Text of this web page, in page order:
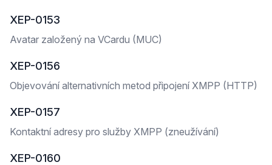
XEP-0153
Avatar založený na VCardu (MUC)
XEP-0156
Objevování alternativních metod připojení XMPP (HTTP)
XEP-0157
Kontaktní adresy pro služby XMPP (zneužívání)
XEP-0160